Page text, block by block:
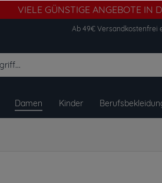
VIELE GÜNSTIGE ANGEBOTE IN
Ab 49€ Versandkostenfrei
Damen Kinder